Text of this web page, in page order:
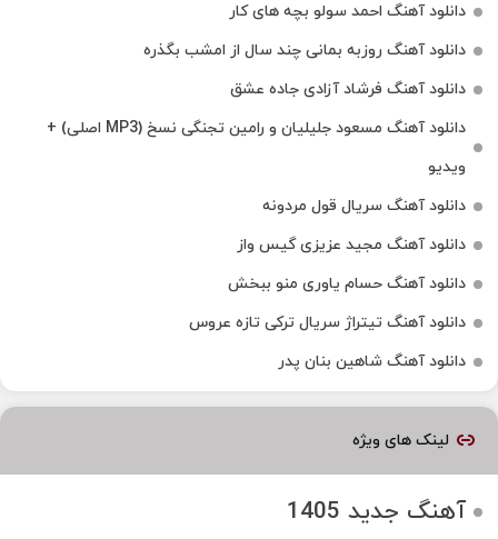
دانلود آهنگ احمد سولو بچه های کار
دانلود آهنگ روزبه بمانی چند سال از امشب بگذره
دانلود آهنگ فرشاد آزادی جاده عشق
دانلود آهنگ مسعود جلیلیان و رامین تجنگی نسخ (MP3 اصلی) +
ویدیو
دانلود آهنگ سریال قول مردونه
دانلود آهنگ مجید عزیزی گیس واز
دانلود آهنگ حسام یاوری منو ببخش
دانلود آهنگ تیتراژ سریال ترکی تازه عروس
دانلود آهنگ شاهین بنان پدر
لینک های ویژه
آهنگ جدید 1405